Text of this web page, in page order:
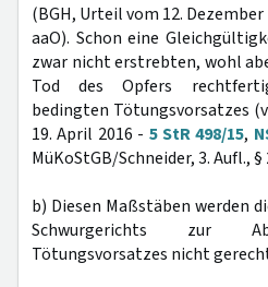
(BGH, Urteil vom 12. Dezember
aaO). Schon eine
zwar nicht erstrebten, wohl
Tod des Opfers
bedingten Tötungsvorsatzes
19. April 2016 - 5 StR 498/15,
MüKoStGB/Schneider, 3. Aufl., §
b) Diesen Maßstäben werden
Schwurgerichts zur
Tötungsvorsatzes nicht